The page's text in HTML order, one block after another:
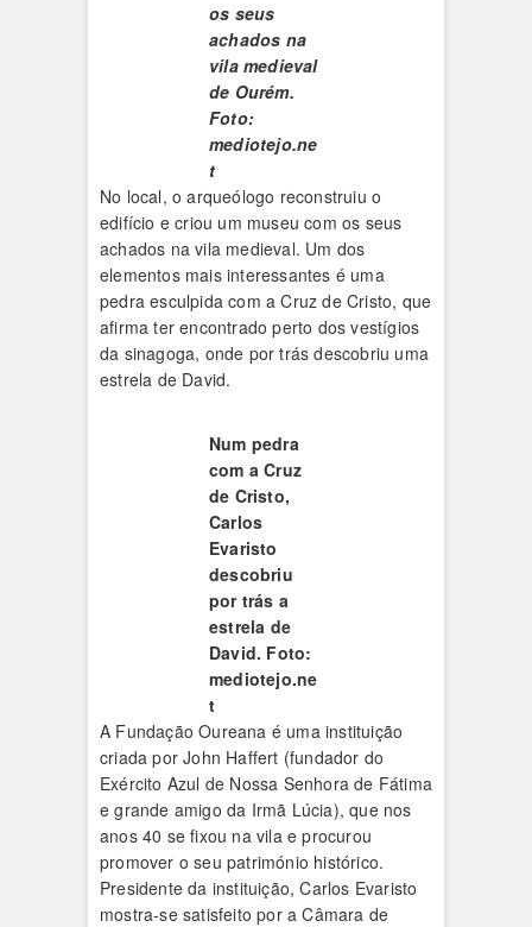
os seus
achados na
vila medieval
de Ourém.
Foto:
mediotejo.ne
t
No local, o arqueólogo reconstruiu o
edifício e criou um museu com os seus
achados na vila medieval. Um dos
elementos mais interessantes é uma
pedra esculpida com a Cruz de Cristo, que
afirma ter encontrado perto dos vestígios
da sinagoga, onde por trás descobriu uma
estrela de David.
Num pedra
com a Cruz
de Cristo,
Carlos
Evaristo
descobriu
por trás a
estrela de
David. Foto:
mediotejo.ne
t
A Fundação Oureana é uma instituição
criada por John Haffert (fundador do
Exército Azul de Nossa Senhora de Fátima
e grande amigo da Irmã Lúcia), que nos
anos 40 se fixou na vila e procurou
promover o seu património histórico.
Presidente da instituição, Carlos Evaristo
mostra-se satisfeito por a Câmara de